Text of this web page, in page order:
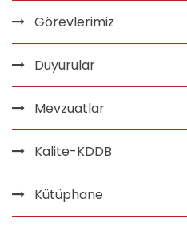
Görevlerimiz
Duyurular
Mevzuatlar
Kalite-KDDB
Kütüphane